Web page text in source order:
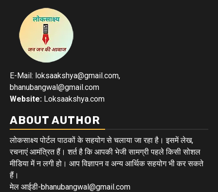
E-Mail: loksaakshya@gmail.com,
bhanubangwal@gmail.com
Website: Loksaakshya.com
ABOUT AUTHOR
लोकसाक्ष्य पोर्टल पाठकों के सहयोग से चलाया जा रहा है। इसमें लेख,
रचनाएं आमंत्रित हैं। शर्त है कि आपकी भेजी सामग्री पहले किसी सोशल
मीडिया में न लगी हो। आप विज्ञापन व अन्य आर्थिक सहयोग भी कर सकते
हैं।
मेल आईडी-bhanubangwal@gmail.com